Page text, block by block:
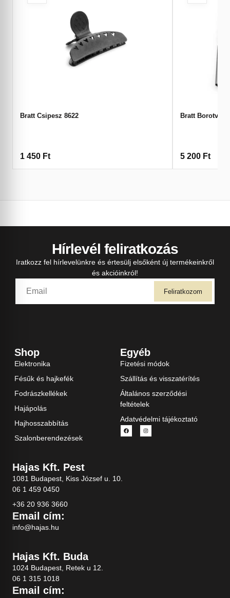
Bratt Csipesz 8622
1 450 Ft
Bratt Borotva
5 200 Ft
Hírlevél feliratkozás
Iratkozz fel hírlevelünkre és értesülj elsőként új termékeinkről
és akcióinkról!
Feliratkozom
Shop
Elektronika
Fésűk és hajkefék
Fodrászkellékek
Hajápolás
Hajhosszabbítás
Szalonberendezések
Egyéb
Fizetési módok
Szállítás és visszatérítés
Általános szerződési
feltételek
Adatvédelmi tájékoztató
Hajas Kft. Pest
1081 Budapest, Kiss József u. 10.
06 1 459 0450
+36 20 936 3660
Email cím:
info@hajas.hu
Hajas Kft. Buda
1024 Budapest, Retek u 12.
06 1 315 1018
Email cím: